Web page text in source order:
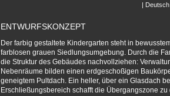
Deutsch
ENTWURFSKONZEPT
Der farbig gestaltete Kindergarten steht in
farblosen grauen Siedlungsumgebung. Durch die
die Struktur des Gebäudes nachvollziehen:
Nebenräume bilden einen erdgeschoßigen
geneigtem Pultdach. Ein heller, über ein Glasdach
Erschließungsbereich schafft die Übergangszone zu